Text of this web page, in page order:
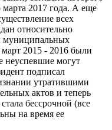
марта 2017 года. А еще
всех
относительно
муниципальных
2015 - 2016 были
неуспевшие могут
подписал
утратившими
актов и теперь
бессрочной (все
на время ее